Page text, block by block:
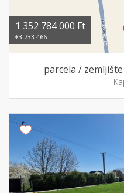
1 352 784 000 Ft
€3 733 466
parcela /